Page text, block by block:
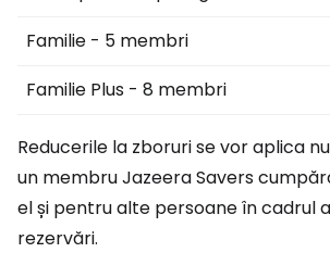
Familie - 5 membri
Familie Plus - 8 membri
Reducerile la zboruri se vor aplica
un membru Jazeera Savers
el și pentru alte persoane în cadrul
rezervări.